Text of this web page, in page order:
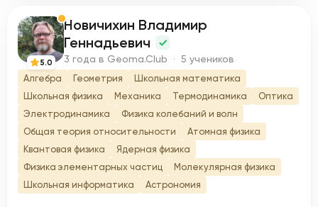
Н
5.0
Новичихин Владимир
Геннадьевич
3 года в Geoma.Club · 5 учеников
Алгебра Геометрия
Школьная математика
Школьная физика
Механика Термодинамика
Оптика
Электродинамика
Физика колебаний и волн
Общая теория относительности
Атомная физика
Квантовая физика
Ядерная физика
Физика элементарных частиц
Молекулярная физика
Школьная информатика
Астрономия